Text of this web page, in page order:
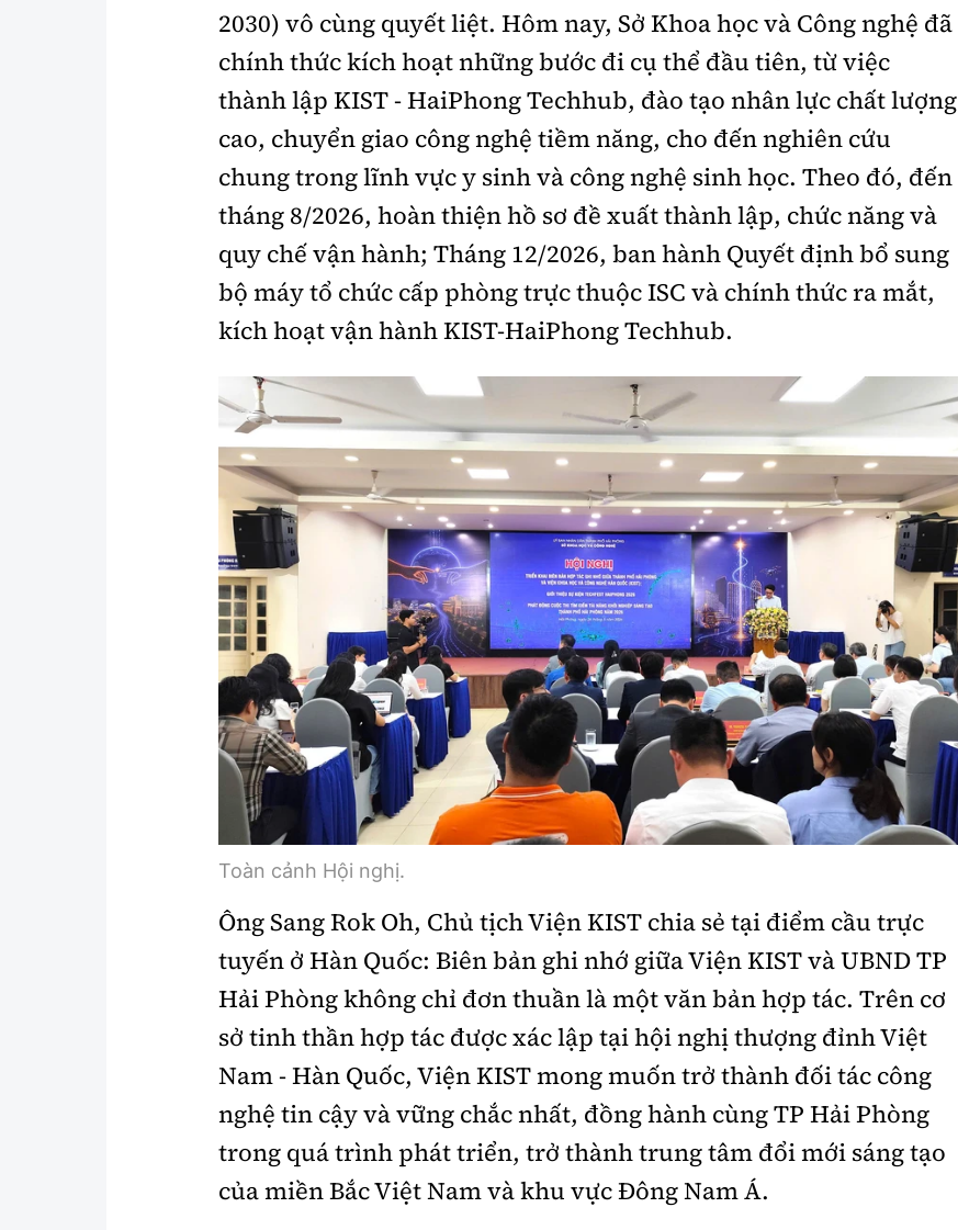
2030) vô cùng quyết liệt. Hôm nay, Sở Khoa học và Công nghệ đã
chính thức kích hoạt những bước đi cụ thể đầu tiên, từ việc
thành lập KIST - HaiPhong Techhub, đào tạo nhân lực chất lượng
cao, chuyển giao công nghệ tiềm năng, cho đến nghiên cứu
chung trong lĩnh vực y sinh và công nghệ sinh học. Theo đó, đến
tháng 8/2026, hoàn thiện hồ sơ đề xuất thành lập, chức năng và
quy chế vận hành; Tháng 12/2026, ban hành Quyết định bổ sung
bộ máy tổ chức cấp phòng trực thuộc ISC và chính thức ra mắt,
kích hoạt vận hành KIST-HaiPhong Techhub.
Toàn cảnh Hội nghị.
Ông Sang Rok Oh, Chủ tịch Viện KIST chia sẻ tại điểm cầu trực
tuyến ở Hàn Quốc: Biên bản ghi nhớ giữa Viện KIST và UBND TP
Hải Phòng không chỉ đơn thuần là một văn bản hợp tác. Trên cơ
sở tinh thần hợp tác được xác lập tại hội nghị thượng đỉnh Việt
Nam - Hàn Quốc, Viện KIST mong muốn trở thành đối tác công
nghệ tin cậy và vững chắc nhất, đồng hành cùng TP Hải Phòng
trong quá trình phát triển, trở thành trung tâm đổi mới sáng tạo
của miền Bắc Việt Nam và khu vực Đông Nam Á.